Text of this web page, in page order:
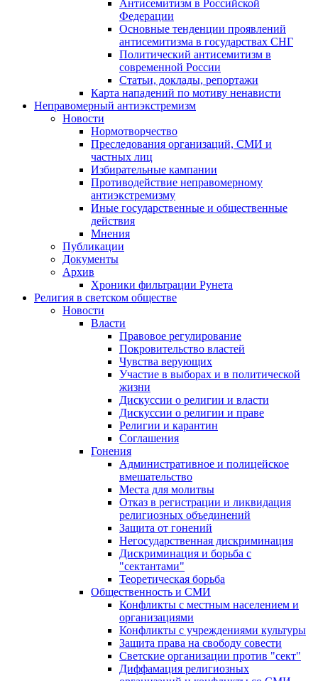
Антисемитизм в Российской
Федерации
Основные тенденции проявлений
антисемитизма в государствах СНГ
Политический антисемитизм в
современной России
Статьи, доклады, репортажи
Карта нападений по мотиву ненависти
Неправомерный антиэкстремизм
Новости
Нормотворчество
Преследования организаций, СМИ и
частных лиц
Избирательные кампании
Противодействие неправомерному
антиэкстремизму
Иные государственные и общественные
действия
Мнения
Публикации
Документы
Архив
Хроники фильтрации Рунета
Религия в светском обществе
Новости
Власти
Правовое регулирование
Покровительство властей
Чувства верующих
Участие в выборах и в политической
жизни
Дискуссии о религии и власти
Дискуссии о религии и праве
Религии и карантин
Соглашения
Гонения
Административное и полицейское
вмешательство
Места для молитвы
Отказ в регистрации и ликвидация
религиозных объединений
Защита от гонений
Негосударственная дискриминация
Дискриминация и борьба с
"сектантами"
Теоретическая борьба
Общественность и СМИ
Конфликты с местным населением и
организациями
Конфликты с учреждениями культуры
Защита права на свободу совести
Светские организации против "сект"
Диффамация религиозных